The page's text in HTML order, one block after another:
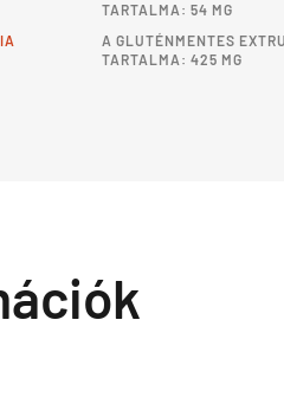
TARTALMA: 54 MG
AGLUTÉNMENTES
TARTALMA: 425 MG